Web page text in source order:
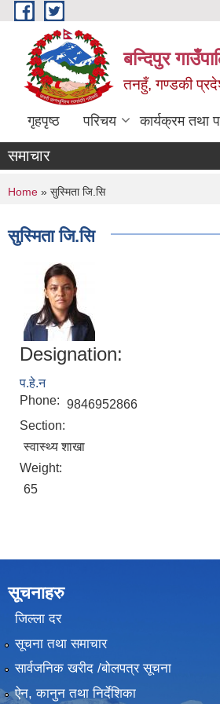
Skip to main content
बन्दिपुर
तनहुँ, गण्डकी
गृहपृष्ठ परिचय कार्यक्रम तथा
समाचार
You are here
Home » सुस्मिता जि.सि
सुस्मिता जि.सि
Designation:
प.हे.न
Phone: 9846952866
Section:
स्वास्थ्य शाखा
Weight:
65
सूचनाहरु
जिल्ला दर
सूचना तथा समाचार
सार्वजनिक खरीद /बोलपत्र सूचना
ऐन, कानुन तथा निर्देशिका